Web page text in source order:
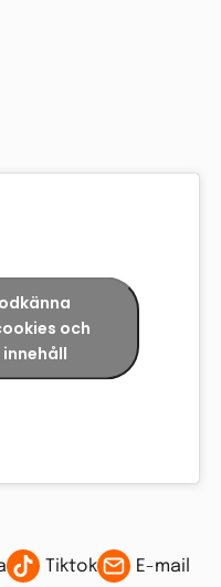
och
Tiktok E-mail